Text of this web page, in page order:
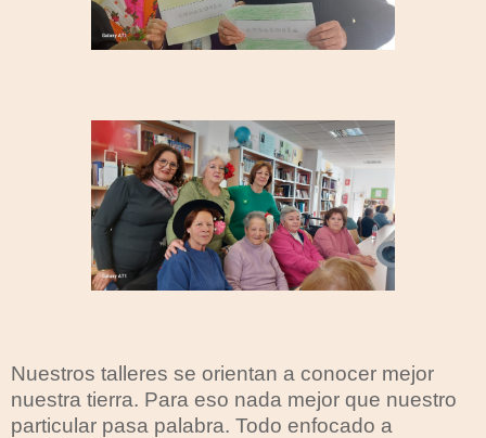
Nuestros talleres se orientan a conocer mejor
nuestra tierra. Para eso nada mejor que nuestro
particular pasa palabra. Todo enfocado a